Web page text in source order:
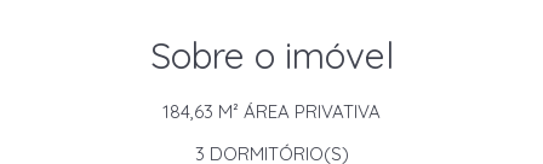
Sobre o imóvel
184,63 M² ÁREA PRIVATIVA
3 DORMITÓRIO(S)